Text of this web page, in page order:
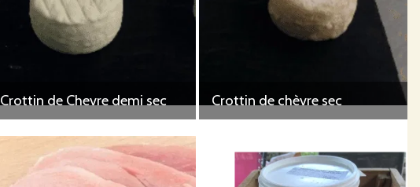
Crottin de Chevre demi sec Crottin de chèvre sec